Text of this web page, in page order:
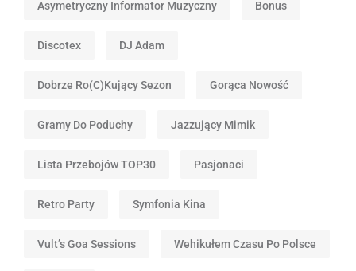
Asymetryczny Informator Muzyczny Bonus
Discotex DJ Adam
Dobrze Ro(c)kujący Sezon Gorąca Nowość
Gramy Do Poduchy Jazzujący Mimik
Lista Przebojów TOP30 Pasjonaci
Retro Party Symfonia Kina
Vult’s Goa Sessions Wehikułem Czasu Po Polsce